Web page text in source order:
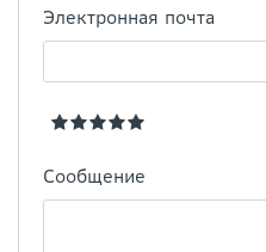
Электронная почта
Сообщение